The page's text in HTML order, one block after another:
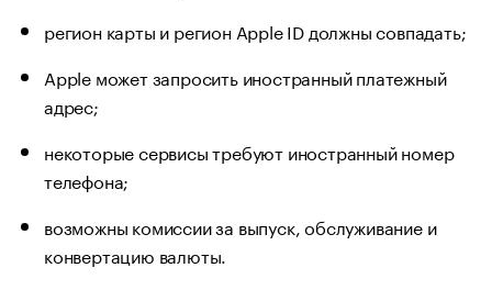
регион карты и регион Apple ID должны совпадать;
Apple может запросить иностранный платежный
адрес;
некоторые сервисы требуют иностранный номер
телефона;
возможны комиссии за выпуск, обслуживание и
конвертацию валюты.